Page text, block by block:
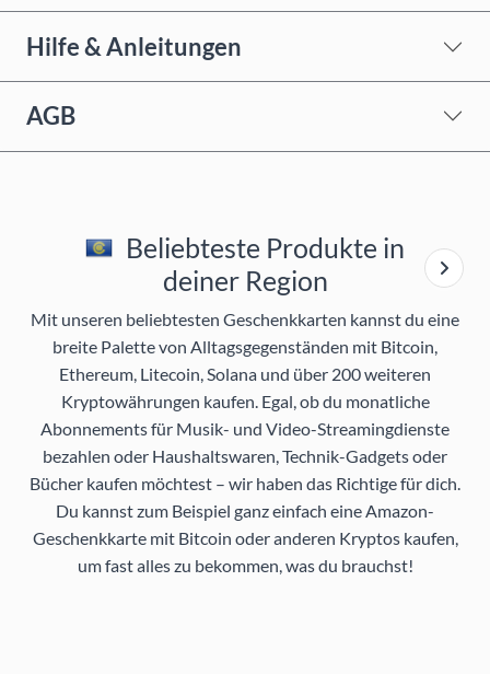
Hilfe & Anleitungen
AGB
Beliebteste Produkte in
deiner Region
Mit unseren beliebtesten Geschenkkarten kannst du eine
breite Palette von Alltagsgegenständen mit Bitcoin,
Ethereum, Litecoin, Solana und über 200 weiteren
Kryptowährungen kaufen. Egal, ob du monatliche
Abonnements für Musik- und Video-Streamingdienste
bezahlen oder Haushaltswaren, Technik-Gadgets oder
Bücher kaufen möchtest – wir haben das Richtige für dich.
Du kannst zum Beispiel ganz einfach eine Amazon-
Geschenkkarte mit Bitcoin oder anderen Kryptos kaufen,
um fast alles zu bekommen, was du brauchst!